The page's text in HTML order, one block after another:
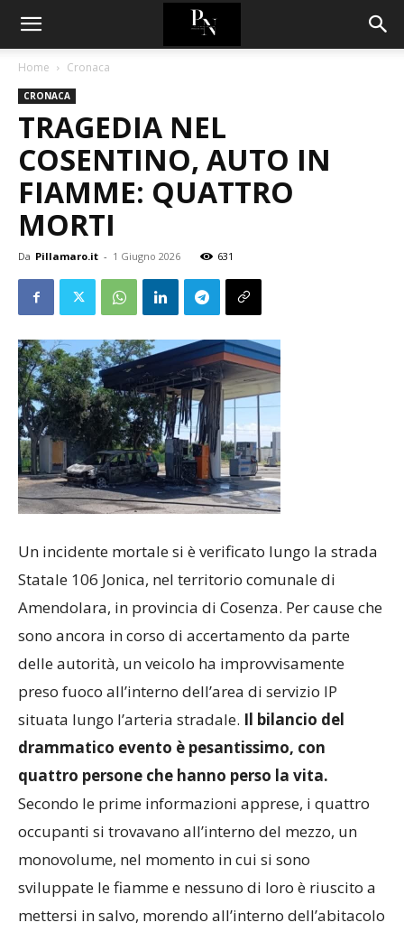
Home Cronaca
CRONACA
TRAGEDIA NEL
COSENTINO, AUTO IN
FIAMME: QUATTRO
MORTI
Da Pillamaro.it - 1 Giugno 2026 631
Un incidente mortale si è verificato lungo la strada
Statale 106 Jonica, nel territorio comunale di
Amendolara, in provincia di Cosenza. Per cause che
sono ancora in corso di accertamento da parte
delle autorità, un veicolo ha improvvisamente
preso fuoco all’interno dell’area di servizio IP
situata lungo l’arteria stradale. Il bilancio del
drammatico evento è pesantissimo, con
quattro persone che hanno perso la vita.
Secondo le prime informazioni apprese, i quattro
occupanti si trovavano all’interno del mezzo, un
monovolume, nel momento in cui si sono
sviluppate le fiamme e nessuno di loro è riuscito a
mettersi in salvo, morendo all’interno dell’abitacolo